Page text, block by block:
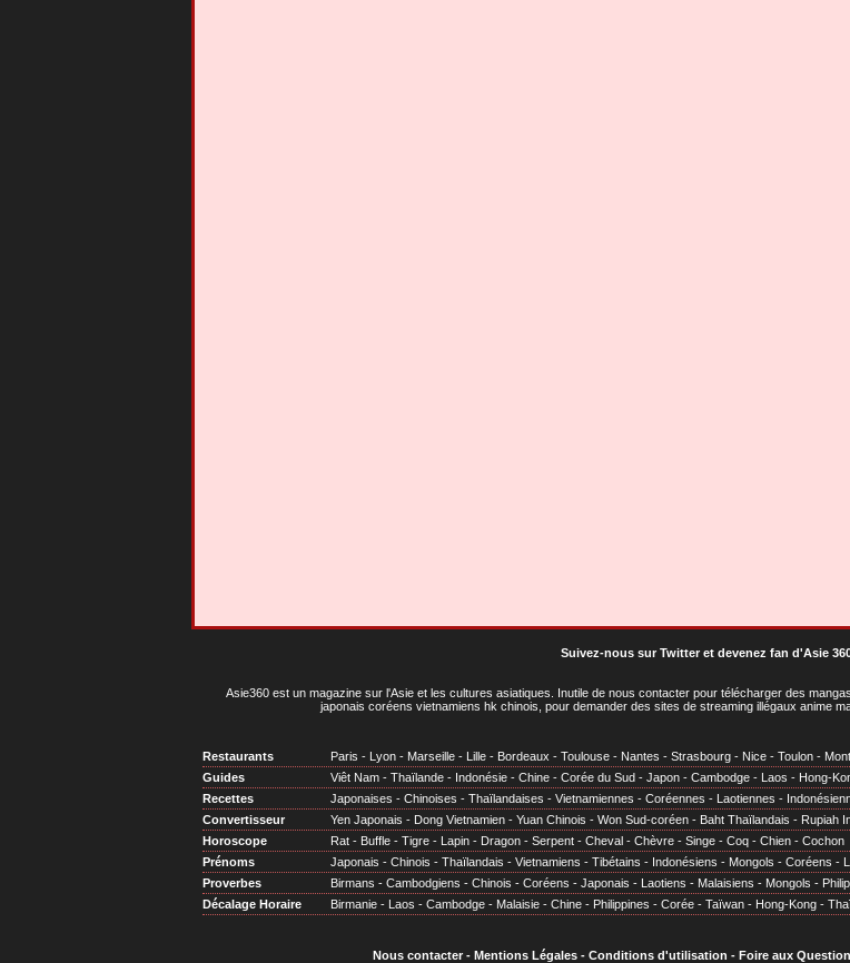
Suivez-nous sur Twitteret devenez fan d'Asie
Asie360 est un magazine sur l'Asie et les cultures asiatiques . Inutile de nous contacter pour télécharger des
japonais coréens vietnamiens hk chinois, pour demander des sites de streaming illégaux anime
Restaurants Paris - Lyon - Marseille - Lille - Bordeaux - Toulouse - Nantes - Strasbourg - Nice - Toulon -
Guides
Viêt Nam - Thaïlande - Indonésie - Chine - Corée du Sud - Japon - Cambodge - Laos - Hong-
Recettes
Japonaises - Chinoises - Thaïlandaises - Vietnamiennes - Coréennes - Laotiennes -
Convertisseur
Yen Japonais - Dong Vietnamien - Yuan Chinois - Won Sud-coréen - Baht Thaïlandais - Rupiah
Horoscope
Rat - Buffle - Tigre - Lapin - Dragon - Serpent - Cheval - Chèvre - Singe - Coq - Chien - Cochon
Prénoms
Japonais - Chinois - Thaïlandais - Vietnamiens - Tibétains - Indonésiens - Mongols - Coréens -
Proverbes
Birmans - Cambodgiens - Chinois - Coréens - Japonais - Laotiens - Malaisiens - Mongols -
Décalage Horaire
Birmanie - Laos - Cambodge - Malaisie - Chine - Philippines - Corée - Taïwan - Hong-Kong -
Nous contacter- Mentions Légales- Conditions d'utilisation - Foire aux